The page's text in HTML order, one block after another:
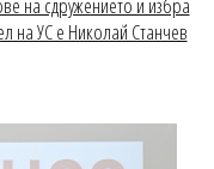
на сдружението и избра
на УС е Николай Станчев